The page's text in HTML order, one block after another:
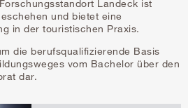
Landeck ist
und bietet eine
in der touristischen Praxis.
die berufsqualifizierende Basis
vom Bachelor über den
dar.